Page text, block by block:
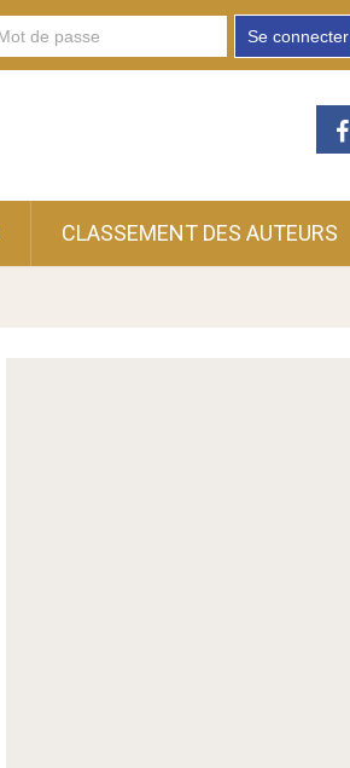
Se connecter
CLASSEMENT DES AUTEURS